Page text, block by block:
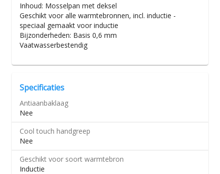
Inhoud: Mosselpan met deksel
Geschikt voor alle warmtebronnen, incl. inductie -
speciaal gemaakt voor inductie
Bijzonderheden: Basis 0,6 mm
Vaatwasserbestendig
Specificaties
Antiaanbaklaag
Nee
Cool touch handgreep
Nee
Geschikt voor soort warmtebron
Inductie